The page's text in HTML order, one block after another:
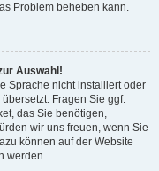
Problem beheben kann.
Auswahl!
Sprache nicht installiert oder
Fragen Sie ggf.
das Sie benötigen,
wir uns freuen, wenn Sie
können auf der Website
werden.